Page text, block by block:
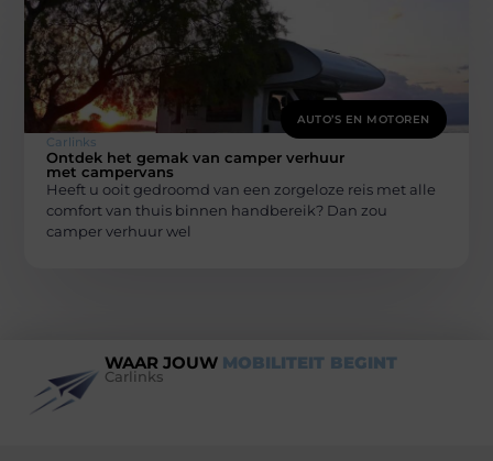
AUTO’S EN MOTOREN
Carlinks
Ontdek het gemak van camper verhuur
met campervans
Heeft u ooit gedroomd van een zorgeloze reis met alle
comfort van thuis binnen handbereik? Dan zou
camper verhuur wel
WAAR JOUW MOBILITEIT BEGINT
Carlinks